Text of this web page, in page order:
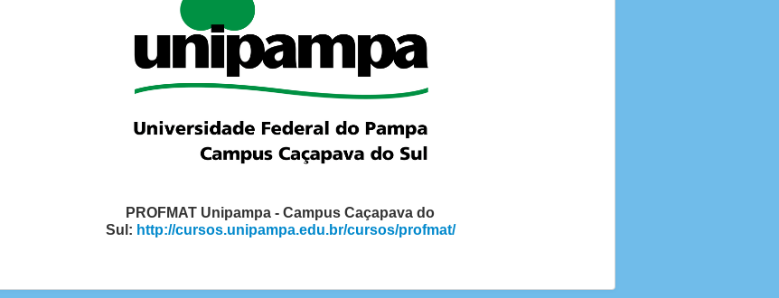
PROFMAT Unipampa - Campus Caçapava do
Sul: http://cursos.unipampa.edu.br/cursos/profmat/